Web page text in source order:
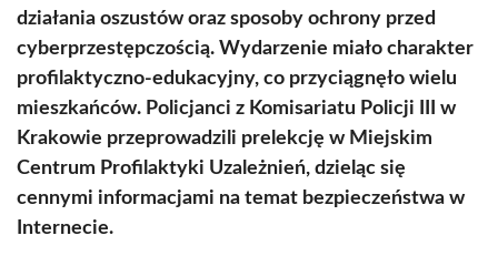
działania oszustów oraz sposoby ochrony przed
cyberprzestępczością. Wydarzenie miało charakter
profilaktyczno-edukacyjny, co przyciągnęło wielu
mieszkańców. Policjanci z Komisariatu Policji III w
Krakowie przeprowadzili prelekcję w Miejskim
Centrum Profilaktyki Uzależnień, dzieląc się
cennymi informacjami na temat bezpieczeństwa w
Internecie.